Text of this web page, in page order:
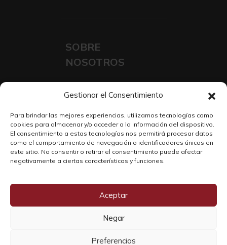
Gestionar el Consentimiento
Para brindar las mejores experiencias, utilizamos tecnologías como
cookies para almacenar y/o acceder a la información del dispositivo.
El consentimiento a estas tecnologías nos permitirá procesar datos
como el comportamiento de navegación o identificadores únicos en
este sitio. No consentir o retirar el consentimiento puede afectar
negativamente a ciertas características y funciones.
Aceptar
Negar
Preferencias
SOBRE
NOSOTROS
Contacto
Trabaja con nosotros